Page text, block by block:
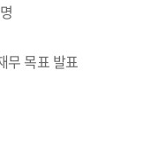
무 목표 발표